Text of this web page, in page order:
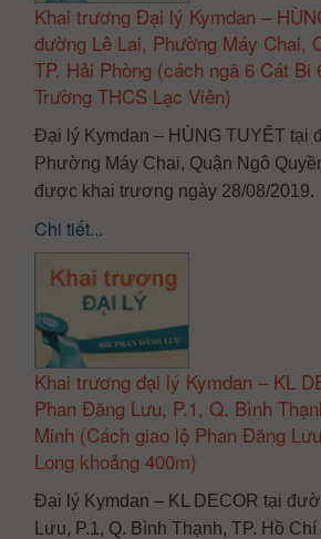
Khai trương Đại lý Kymdan –
đường Lê Lai, Phường Máy Chai,
TP. Hải Phòng (cách ngã 6 Cát Bi
Trường THCS Lạc Viên)
Đại lý Kymdan – HÙNG TUYẾT tại
Phường Máy Chai, Quận Ngô
được khai trương ngày 28/08/2019.
Chi tiết...
Khai trương đại lý Kymdan – KL
Phan Đăng Lưu, P.1, Q. Bình
Minh (Cách giao lộ Phan Đăng
Long khoảng 400m)
Đại lý Kymdan – KL DECOR tại
Lưu, P.1, Q. Bình Thạnh, TP. Hồ